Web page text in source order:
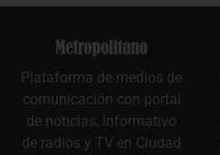
Plataforma de medios de
comunicación con portal
de noticias, Informativo
de radios y TV en Ciudad